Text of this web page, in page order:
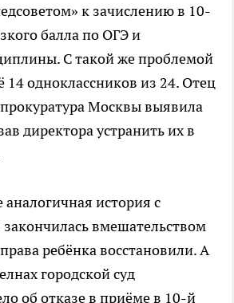
к зачислению в 10-
балла по ОГЭ и
С такой же проблемой
14 одноклассников из 24. Отец
Москвы выявила
директора устранить их в
аналогичная история с
вмешательством
ребёнка восстановили. А
городской суд
об отказе в приёме в 10-й